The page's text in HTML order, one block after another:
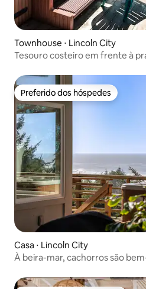
Townhouse ⋅ Lincoln City
Tesouro costeiro em frente à
Preferido dos hóspedes
Preferido dos hóspedes
Casa ⋅ Lincoln City
À beira-mar, cachorros são